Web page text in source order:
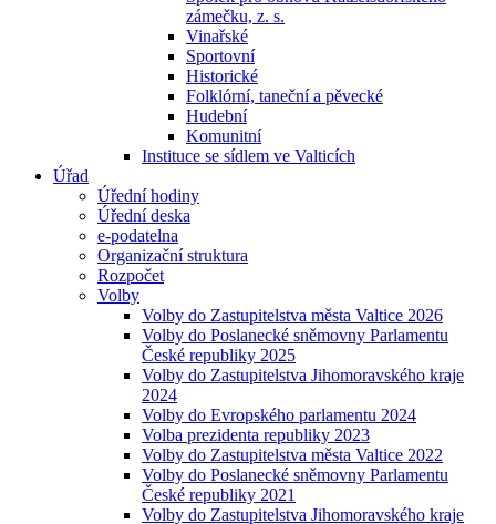
zámečku, z. s.
Vinařské
Sportovní
Historické
Folklórní, taneční a pěvecké
Hudební
Komunitní
Instituce se sídlem ve Valticích
Úřad
Úřední hodiny
Úřední deska
e-podatelna
Organizační struktura
Rozpočet
Volby
Volby do Zastupitelstva města Valtice 2026
Volby do Poslanecké sněmovny Parlamentu
České republiky 2025
Volby do Zastupitelstva Jihomoravského kraje
2024
Volby do Evropského parlamentu 2024
Volba prezidenta republiky 2023
Volby do Zastupitelstva města Valtice 2022
Volby do Poslanecké sněmovny Parlamentu
České republiky 2021
Volby do Zastupitelstva Jihomoravského kraje